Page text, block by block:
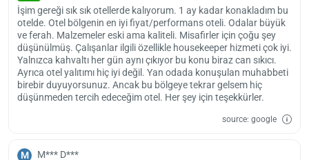
İşim gereği sık sık otellerde kalıyorum. 1 ay kadar konakladım bu
otelde. Otel bölgenin en iyi fiyat/performans oteli. Odalar büyük
ve ferah. Malzemeler eski ama kaliteli. Misafirler için çoğu şey
düşünülmüş. Çalışanlar ilgili özellikle housekeeper hizmeti çok iyi.
Yalnızca kahvaltı her gün aynı çıkıyor bu konu biraz can sıkıcı.
Ayrıca otel yalıtımı hiç iyi değil. Yan odada konuşulan muhabbeti
birebir duyuyorsunuz. Ancak bu bölgeye tekrar gelsem hiç
düşünmeden tercih edeceğim otel. Her şey için teşekkürler.
source: google
M M*** D***